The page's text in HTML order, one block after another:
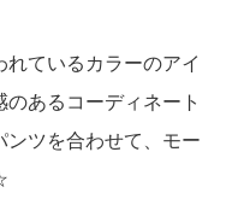
ているカラーのアイ
あるコーディネート
ンツを合わせて、モー